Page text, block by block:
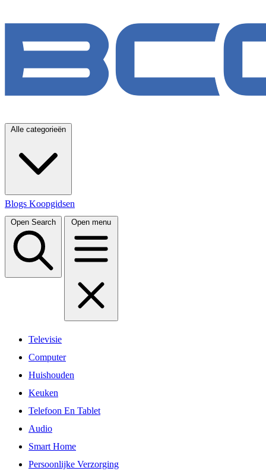
Alle categorieën
Blogs Koopgidsen
Open Search Open menu
Televisie
Computer
Huishouden
Keuken
Telefoon En Tablet
Audio
Smart Home
Persoonlijke Verzorging